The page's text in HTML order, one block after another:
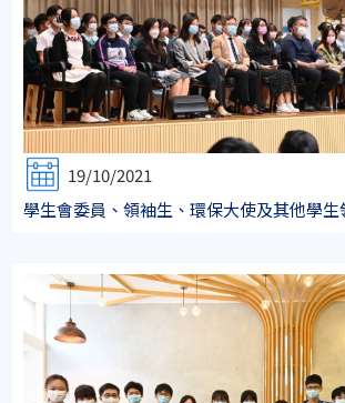
19/10/2021
學生會委員、領袖生、環保大使及其他學